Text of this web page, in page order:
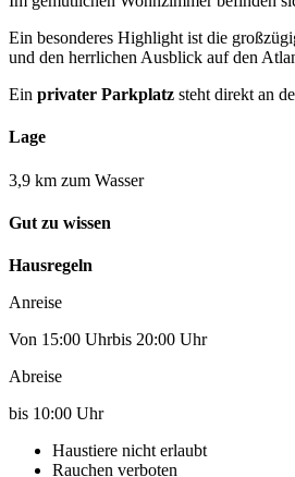
Ein besonderes Highlight ist die
und den herrlichen Ausblick auf den
Ein privater Parkplatz steht direkt an
Lage
3,9 km zum Wasser
Gut zu wissen
Hausregeln
Anreise
Von 15:00 Uhrbis 20:00 Uhr
Abreise
bis 10:00 Uhr
Haustiere nicht erlaubt
Rauchen verboten